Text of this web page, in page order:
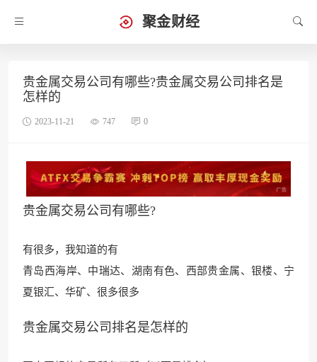
聚金财经
贵金属交易公司有哪些?贵金属交易公司排名是
怎样的
2023-11-21 747 0
贵金属交易公司有哪些?
有很多，我知道的有
青岛西海岸、中瑞达、湖南有色、西部贵金属、银楼、宁
夏银汇、华矿、很多很多
贵金属交易公司排名是怎样的